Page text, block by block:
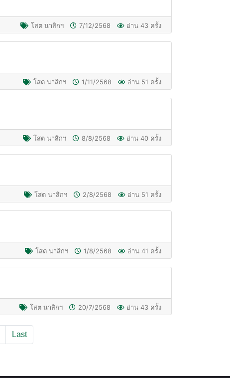
โสต นาสิกฯ 7/12/2568 อ่าน 43 ครั้ง
โสต นาสิกฯ 1/11/2568 อ่าน 51 ครั้ง
โสต นาสิกฯ 8/8/2568 อ่าน 40 ครั้ง
โสต นาสิกฯ 2/8/2568 อ่าน 51 ครั้ง
โสต นาสิกฯ 1/8/2568 อ่าน 41 ครั้ง
โสต นาสิกฯ 20/7/2568 อ่าน 43 ครั้ง
Last